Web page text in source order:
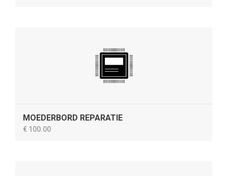
MOEDERBORD REPARATIE
€ 100.00